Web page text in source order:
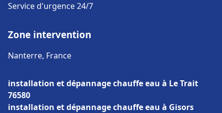
Service d'urgence 24/7
Zone intervention
Nanterre, France
installation et dépannage chauffe eau à Le Trait
76580
installation et dépannage chauffe eau à Gisors